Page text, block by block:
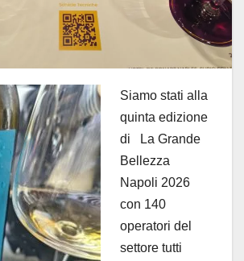
Siamo stati alla
quinta edizione
di La Grande
Bellezza
Napoli 2026
con 140
operatori del
settore tutti